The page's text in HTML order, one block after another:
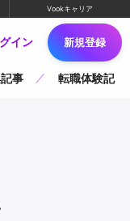
Vookキャリア
イン 新規登録
事 転職体験記